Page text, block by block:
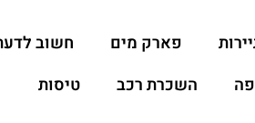
פארק מים חשוב
השכרת רכב טיסות